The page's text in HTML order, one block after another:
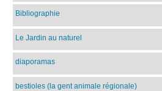
Bibliographie
Le Jardin au naturel
diaporamas
bestioles (la gent animale régionale)